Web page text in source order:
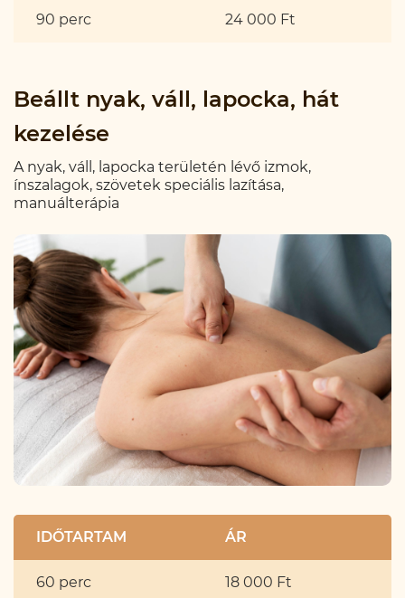
90 perc 24 000 Ft
Beállt nyak, váll, lapocka, hát
kezelése
A nyak, váll, lapocka területén lévő izmok,
ínszalagok, szövetek speciális lazítása,
manuálterápia
IDŐTARTAM ÁR
60 perc 18 000 Ft